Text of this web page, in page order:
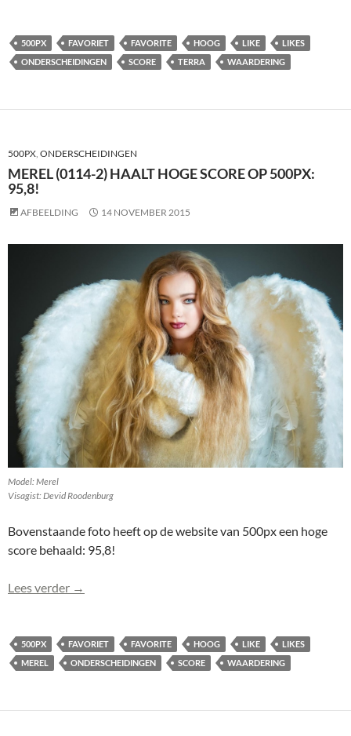
500PX FAVORIET FAVORITE HOOG LIKE
LIKES
ONDERSCHEIDINGEN
SCORE TERRA WAARDERING
500PX ONDERSCHEIDINGEN
MEREL (0114-2) HAALT HOGE SCORE OP 500PX:
95,8!
AFBEELDING 14 NOVEMBER 2015
Model: Merel
Visagist: Devid Roodenburg
Bovenstaande foto heeft op de website van 500px een hoge
score behaald: 95,8!
Lees verder Merel (0114-2) haalt hoge score op 500px: 95,8!
→
500PX FAVORIET FAVORITE HOOG LIKE
LIKES
MEREL
ONDERSCHEIDINGEN SCORE WAARDERING